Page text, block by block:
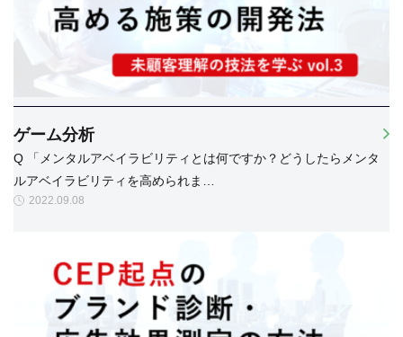
ゲーム分析
Q 「メンタルアベイラビリティとは何ですか？どうしたらメンタ
ルアベイラビリティを高められま…
2022.09.08